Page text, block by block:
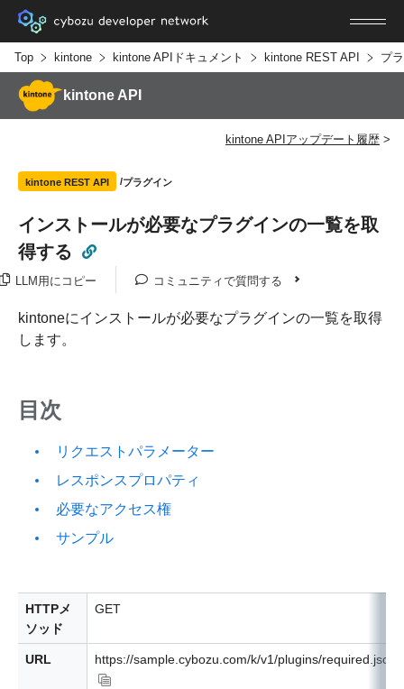
Top kintone kintone APIドキュメント kintone REST API プ
kintone API
kintone APIアップデート履歴
kintone REST API プラグイン
インストールが必要なプラグインの一覧を取
得する
LLM用にコピー コミュニティで質問する
kintoneにインストールが必要なプラグインの一覧を取得
します。
目次
リクエストパラメーター
レスポンスプロパティ
必要なアクセス権
サンプル
HTTPメ
ソッド
GET
URL https://sample.cybozu.com/k/v1/plugins/required.json